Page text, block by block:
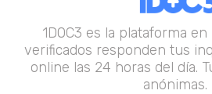
1DOC3 es la plataforma
verificados responden tus
online las 24 horas del día.
anónimas.